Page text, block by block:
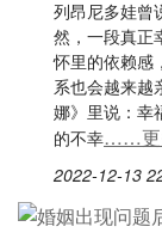
列昂尼多娃曾
然，一段真正
怀里的依赖感
系也会越来越
娜》里说：幸
的不幸……更
2022-12-13